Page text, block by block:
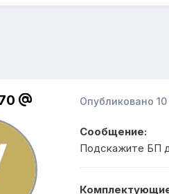
Опубликовано
Сообщение:
Подскажите БП